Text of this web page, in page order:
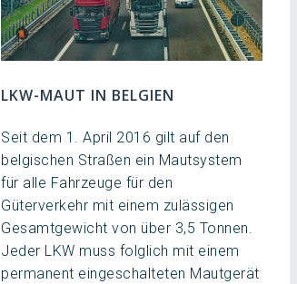
LKW-MAUT IN BELGIEN
Seit dem 1. April 2016 gilt auf den
belgischen Straßen ein Mautsystem
für alle Fahrzeuge für den
Güterverkehr mit einem zulässigen
Gesamtgewicht von über 3,5 Tonnen.
Jeder LKW muss folglich mit einem
permanent eingeschalteten Mautgerät